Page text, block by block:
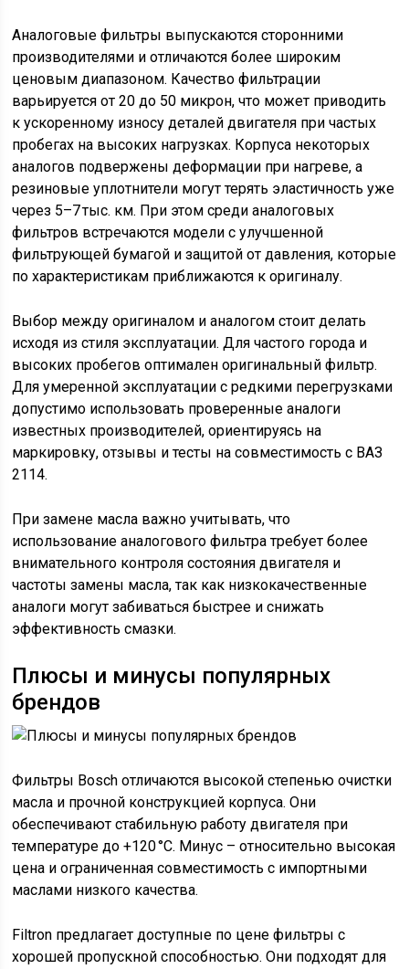
Аналоговые фильтры выпускаются сторонними
производителями и отличаются более широким
ценовым диапазоном. Качество фильтрации
варьируется от 20 до 50 микрон, что может приводить
к ускоренному износу деталей двигателя при частых
пробегах на высоких нагрузках. Корпуса некоторых
аналогов подвержены деформации при нагреве, а
резиновые уплотнители могут терять эластичность уже
через 5–7 тыс. км. При этом среди аналоговых
фильтров встречаются модели с улучшенной
фильтрующей бумагой и защитой от давления, которые
по характеристикам приближаются к оригиналу.
Выбор между оригиналом и аналогом стоит делать
исходя из стиля эксплуатации. Для частого города и
высоких пробегов оптимален оригинальный фильтр.
Для умеренной эксплуатации с редкими перегрузками
допустимо использовать проверенные аналоги
известных производителей, ориентируясь на
маркировку, отзывы и тесты на совместимость с ВАЗ
2114.
При замене масла важно учитывать, что
использование аналогового фильтра требует более
внимательного контроля состояния двигателя и
частоты замены масла, так как низкокачественные
аналоги могут забиваться быстрее и снижать
эффективность смазки.
Плюсы и минусы популярных
брендов
Фильтры Bosch отличаются высокой степенью очистки
масла и прочной конструкцией корпуса. Они
обеспечивают стабильную работу двигателя при
температуре до +120 °C. Минус – относительно высокая
цена и ограниченная совместимость с импортными
маслами низкого качества.
Filtron предлагает доступные по цене фильтры с
хорошей пропускной способностью. Они подходят для